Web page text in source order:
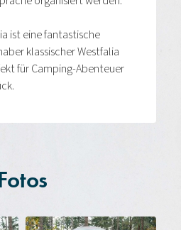
ist eine fantastische
klassischer Westfalia
für Camping-Abenteuer